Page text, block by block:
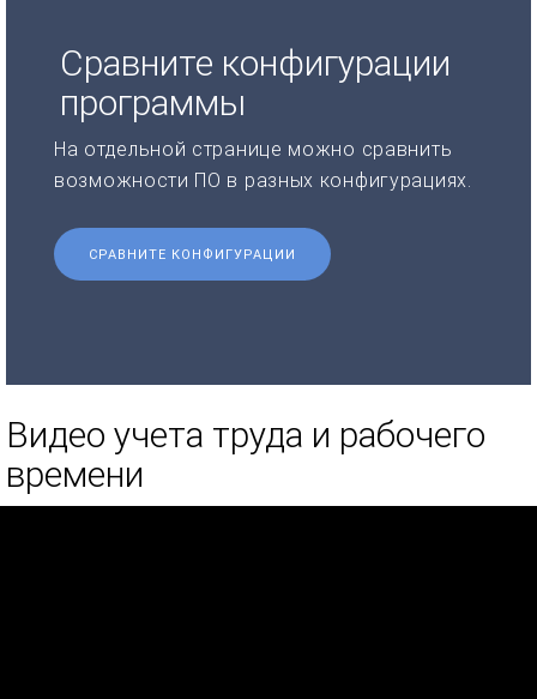
Сравните конфигурации
программы
На отдельной странице можно сравнить
возможности ПО в разных конфигурациях.
СРАВНИТЕ КОНФИГУРАЦИИ
Видео учета труда и рабочего
времени